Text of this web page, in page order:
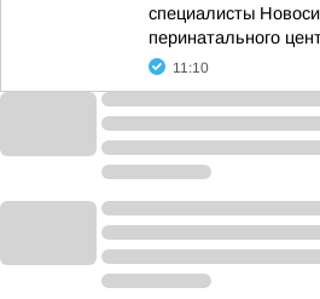
специалисты
перинатального
11:10